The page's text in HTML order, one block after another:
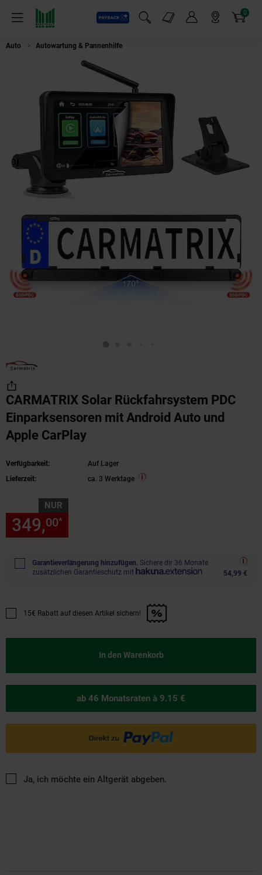
Menü
Payback
Suchfeld einblenden
Markt-Angebote 0
Artikel
Auto Autowartung & Pannenhilfe
CARMATRIX Solar Rückfahrsystem PDC
Einparksensoren mit Android Auto und
Apple CarPlay
Verfügbarkeit:
Auf Lager
Lieferzeit:
ca. 3 Werktage
NUR
349,00*
Garantieverlängerung hinzufügen. Sichere dir 36 Monate
zusätzlichen Garantieschutz mit
54,99 €
Promotion "15€ Rabatt auf diesen Artikel sichern!" anwenden
15€ Rabatt auf diesen Artikel sichern!
In den Warenkorb
ab 46 Monatsraten à 9.15 €
Ja, ich möchte ein Altgerät abgeben.